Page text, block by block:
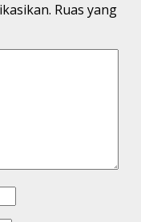
Ruas yang